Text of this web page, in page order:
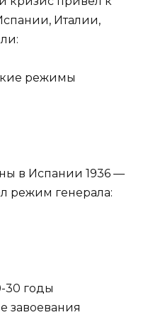
Италии,
режимы
в Испании 1936 —
режим генерала:
30 годы
завоевания